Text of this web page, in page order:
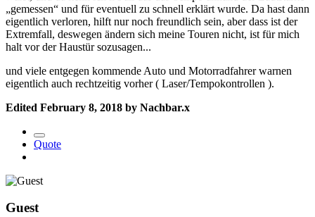
„gemessen“ und für eventuell zu schnell erklärt wurde. Da hast dann
eigentlich verloren, hilft nur noch freundlich sein, aber dass ist der
Extremfall, deswegen ändern sich meine Touren nicht, ist für mich
halt vor der Haustür sozusagen...
und viele entgegen kommende Auto und Motorradfahrer warnen
eigentlich auch rechtzeitig vorher ( Laser/Tempokontrollen ).
Edited February 8, 2018 by Nachbar.x
Quote
Guest